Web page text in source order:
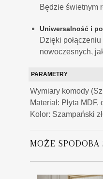
Będzie świetnym
Uniwersalność i
Dzięki
nowoczesnych,
PARAMETRY
Wymiary komody
Materiał: Płyta
Kolor: Szampański
MOŻE